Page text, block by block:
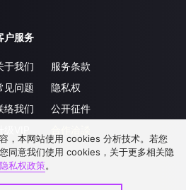
户服务
于我们
见问题
络我们
服务条款
隐私权
公开征件
，本网站使用 cookies 分析技术。若您
同意我们使用 cookies，关于更多相关隐
隐私权政策。